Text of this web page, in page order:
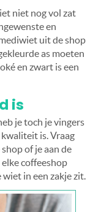
niet nog vol zat
en
uit de shop
as moeten
en zwart is een
is
je toch je vingers
is. Vraag
of je aan de
coffeeshop
in een zakje zit.